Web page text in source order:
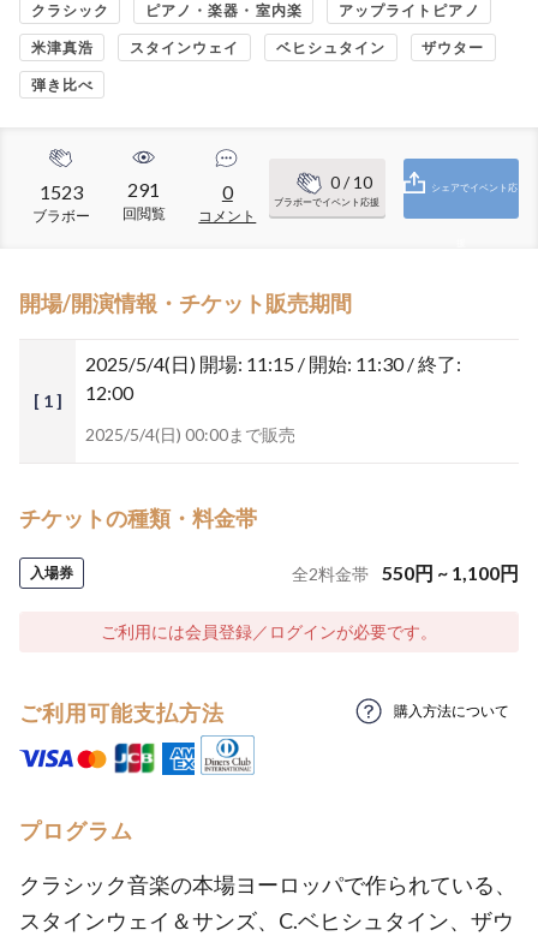
クラシック ピアノ・楽器・室内楽 アップライトピアノ
米津真浩 スタインウェイ ベヒシュタイン ザウター
弾き比べ
1523
ブラボー
291
回閲覧
0
コメント
0/ 10
ブラボーでイベント応援
シェアでイベント応
開場/開演情報・チケット販売期間
[ 1 ]
2025/5/4(日) 開場: 11:15 / 開始: 11:30 / 終了:
12:00
2025/5/4(日) 00:00まで販売
チケットの種類・料金帯
入場券 全2料金帯 550円 ~ 1,100円
ご利用には会員登録／ログインが必要です。
ご利用可能支払方法 購入方法について
プログラム
クラシック音楽の本場ヨーロッパで作られている、
スタインウェイ＆サンズ、C.ベヒシュタイン、ザウ